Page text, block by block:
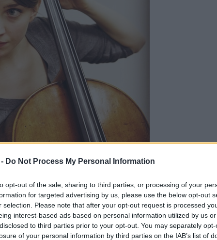
Do Not Process My Personal Information
opt-out of the sale, sharing to third parties, or processing of your
for targeted advertising by us, please use the below opt-out
selection. Please note that after your opt-out request is processed
interest-based ads based on personal information utilized by us
to third parties prior to your opt-out. You may separately
of your personal information by third parties on the IAB’s list of
Zeneakadémia mellett Bécsben és
mesterei Reinhard Latzko, Oleg Kogan,
Dóra a Kelemen-kvartett tagja, ahol nővérével,
és Homoki Gáborral zenél együtt. A döntőben
című darabját adja elő.